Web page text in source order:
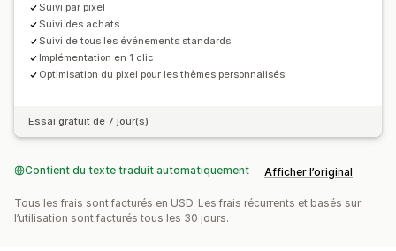
Suivi par pixel
Suivi des achats
Suivi de tous les événements standards
Implémentation en 1 clic
Optimisation du pixel pour les thèmes personnalisés
Essai gratuit de 7 jour(s)
Contient du texte traduit automatiquement Afficher l’original
Tous les frais sont facturés en USD. Les frais récurrents et basés sur
l’utilisation sont facturés tous les 30 jours.